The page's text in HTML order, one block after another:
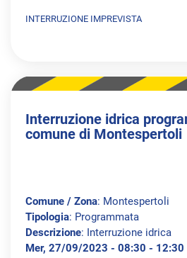
INTERRUZIONE IMPREVISTA
Interruzione idrica
comune di Montespertoli
Comune / Zona: Montespertoli
Tipologia: Programmata
Descrizione: Interruzione idrica
Mer, 27/09/2023 - 08:30 - 12:30